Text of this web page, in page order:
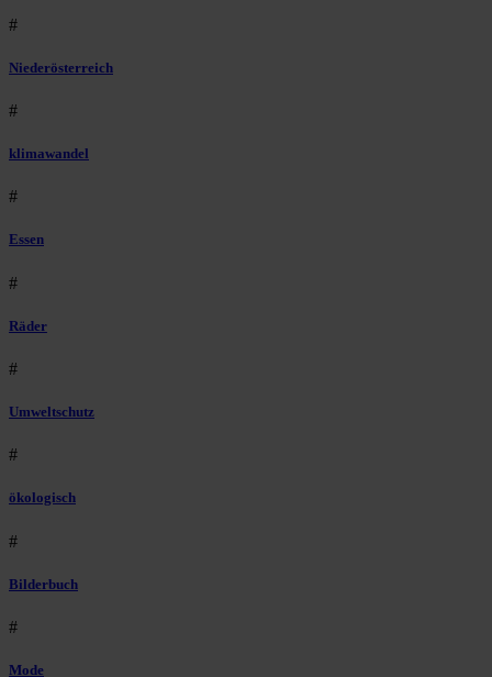
#
Niederösterreich
#
klimawandel
#
Essen
#
Räder
#
Umweltschutz
#
ökologisch
#
Bilderbuch
#
Mode